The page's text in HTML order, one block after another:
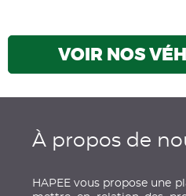
VOIR NOS
À propos de
HAPEE vous propose une